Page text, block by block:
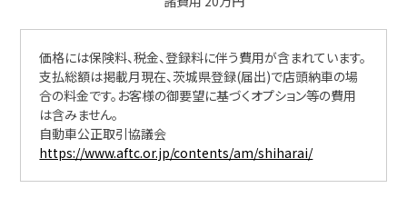
価格には保険料、税金、登録料に伴う費用が含まれています。
支払総額は掲載月現在、茨城県登録(届出)で店頭納車の場
合の料金です。お客様の御要望に基づくオプション等の費用
は含みません。
自動車公正取引協議会
https://www.aftc.or.jp/contents/am/shiharai/